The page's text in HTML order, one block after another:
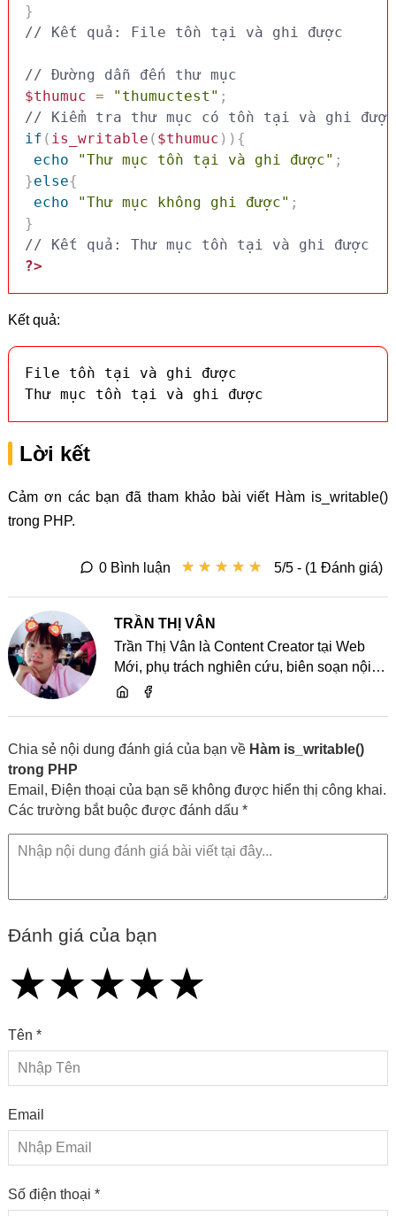
}
// Kết quả: File tồn tại và ghi được
// Đường dẫn đến thư mục
$thumuc = "thumuctest" ;
// Kiểm tra thư mục có tồn tại và ghi được
if ( is_writable ( $thumuc ) ) {
echo
"Thư mục tồn tại và ghi được" ;
}else{
echo
"Thư mục không ghi được" ;
}
// Kết quả: Thư mục tồn tại và ghi được
?>
Kết quả:
File tồn tại và ghi được
Thư mục tồn tại và ghi được
Lời kết
Cảm ơn các bạn đã tham khảo bài viết Hàm is_writable()
trong PHP.
★ ★ ★ ★ ★
★ ★ ★ ★ ★ 5/5 - (1 Đánh giá)
0 Bình luận
TRẦN THỊ VÂN
Trần Thị Vân là Content Creator tại Web
Mới, phụ trách nghiên cứu, biên soạn nội
dung và chia sẻ kiến thức về website, SEO,
Chia sẻ nội dung đánh giá của bạn về Hàm is_writable()
trong PHP
Email, Điện thoại của bạn sẽ không được hiển thị công khai.
Các trường bắt buộc được đánh dấu *
Đánh giá của bạn
★
★★
★★★
★★★★
★★★★★
Tên *
Email
Số điện thoại *